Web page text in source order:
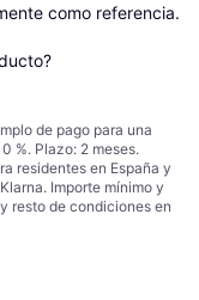
como referencia.
de pago para una
%. Plazo: 2 meses.
residentes en España y
Importe mínimo y
resto de condiciones en